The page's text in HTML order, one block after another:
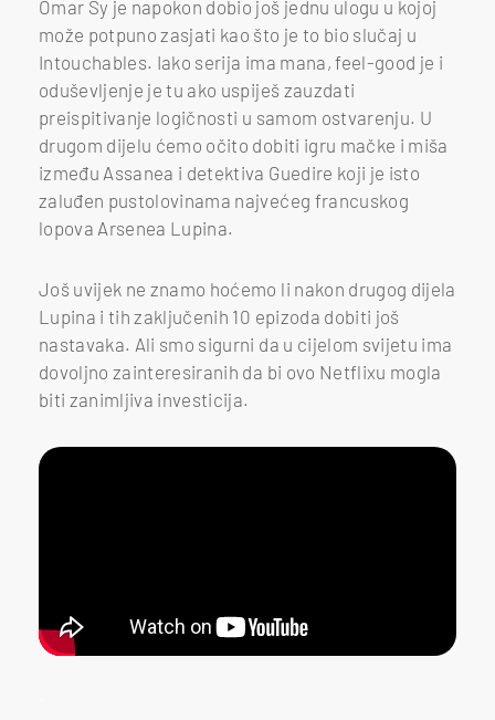
Omar Sy je napokon dobio još jednu ulogu u kojoj
može potpuno zasjati kao što je to bio slučaj u
Intouchables. Iako serija ima mana, feel-good je i
oduševljenje je tu ako uspiješ zauzdati
preispitivanje logičnosti u samom ostvarenju. U
drugom dijelu ćemo očito dobiti igru mačke i miša
između Assanea i detektiva Guedire koji je isto
zaluđen pustolovinama najvećeg francuskog
lopova Arsenea Lupina.
Još uvijek ne znamo hoćemo li nakon drugog dijela
Lupina i tih zaključenih 10 epizoda dobiti još
nastavaka. Ali smo sigurni da u cijelom svijetu ima
dovoljno zainteresiranih da bi ovo Netflixu mogla
biti zanimljiva investicija.